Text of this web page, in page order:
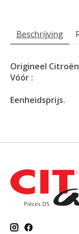
Beschrijving
Origineel
Vóór :
Eenheidsprijs.